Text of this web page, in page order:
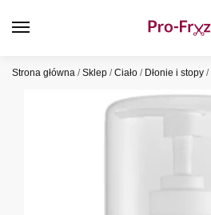
Strona główna /Sklep /Ciało / Dłonie i stopy /